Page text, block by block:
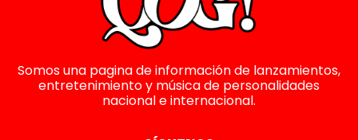
Somos una pagina de información de lanzamientos,
entretenimiento y música de personalidades
nacional e internacional.